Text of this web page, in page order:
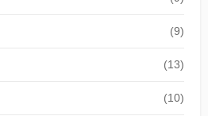
(9)
(13)
(10)